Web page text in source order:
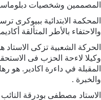
المصممين وشخصيات
المحكمة الابتدائية ببيوكرى
والاحتفاء بالأطر المتألقة
الحركة الشعبية تزكى الاستاد
وكيلا لاءحة الحزب فى
المقبلة في داءرة اكادير. هو
والخبرة .
الاستاد مصطفى بودرقة